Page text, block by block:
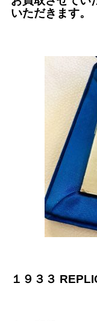
いただきます。
１９３３